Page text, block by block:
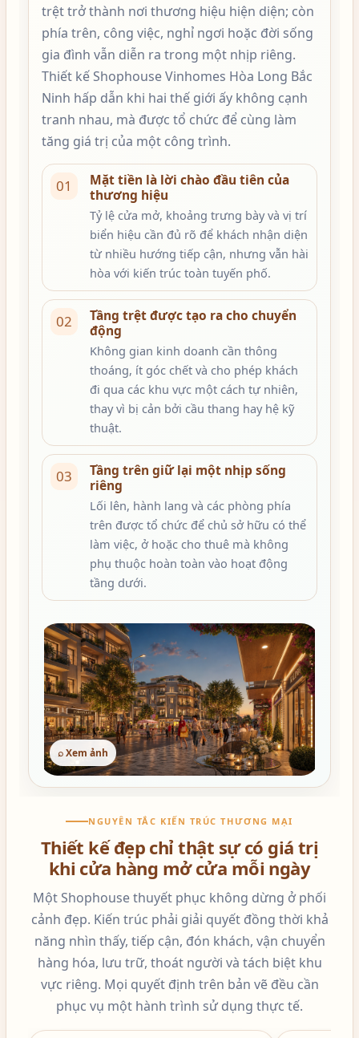
trệt trở thành nơi thương hiệu hiện diện; còn
phía trên, công việc, nghỉ ngơi hoặc đời sống
gia đình vẫn diễn ra trong một nhịp riêng.
Thiết kế Shophouse Vinhomes Hòa Long Bắc
Ninh hấp dẫn khi hai thế giới ấy không cạnh
tranh nhau, mà được tổ chức để cùng làm
tăng giá trị của một công trình.
01
Mặt tiền là lời chào đầu tiên của
thương hiệu
Tỷ lệ cửa mở, khoảng trưng bày và vị trí
biển hiệu cần đủ rõ để khách nhận diện
từ nhiều hướng tiếp cận, nhưng vẫn hài
hòa với kiến trúc toàn tuyến phố.
02
Tầng trệt được tạo ra cho chuyển
động
Không gian kinh doanh cần thông
thoáng, ít góc chết và cho phép khách
đi qua các khu vực một cách tự nhiên,
thay vì bị cản bởi cầu thang hay hệ kỹ
thuật.
03
Tầng trên giữ lại một nhịp sống
riêng
Lối lên, hành lang và các phòng phía
trên được tổ chức để chủ sở hữu có thể
làm việc, ở hoặc cho thuê mà không
phụ thuộc hoàn toàn vào hoạt động
tầng dưới.
⌕ Xem ảnh
NGUYÊN TẮC KIẾN TRÚC THƯƠNG MẠI
Thiết kế đẹp chỉ thật sự có giá trị
khi cửa hàng mở cửa mỗi ngày
Một Shophouse thuyết phục không dừng ở phối
cảnh đẹp. Kiến trúc phải giải quyết đồng thời khả
năng nhìn thấy, tiếp cận, đón khách, vận chuyển
hàng hóa, lưu trữ, thoát người và tách biệt khu
vực riêng. Mọi quyết định trên bản vẽ đều cần
phục vụ một hành trình sử dụng thực tế.